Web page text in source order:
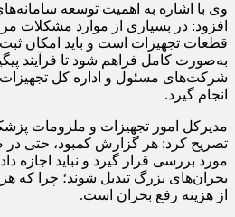
وی با اشاره به اهمیت توسعه
افزود: در بسیاری از موارد مشکلات
قطعات تجهیزات است و باید امکان ثبت
به‌صورت کامل فراهم شود تا فرآیند
شرکت‌های مسئول و اداره کل
انجام گیرد.
مدیرکل امور تجهیزات و ملزومات
تصریح کرد: هر گزارش کمبود، حتی در
مورد بررسی قرار گیرد و نباید اجازه
بحران‌های بزرگ تبدیل شوند؛ چرا که
از هزینه رفع بحران است.